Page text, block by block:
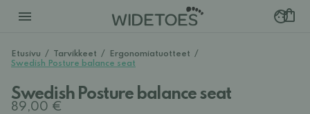
Etusivu / Tarvikkeet / Ergonomiatuotteet /
Swedish Posture balance seat
Swedish Posture balance seat
89,00 €